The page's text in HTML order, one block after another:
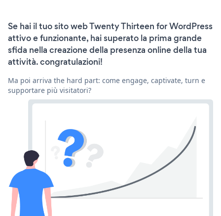
Se hai il tuo sito web Twenty Thirteen for WordPress
attivo e funzionante, hai superato la prima grande
sfida nella creazione della presenza online della tua
attività. congratulazioni!
Ma poi arriva the hard part: come engage, captivate, turn e
supportare più visitatori?